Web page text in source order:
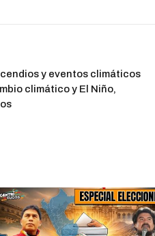
y eventos climáticos
climático y El Niño,